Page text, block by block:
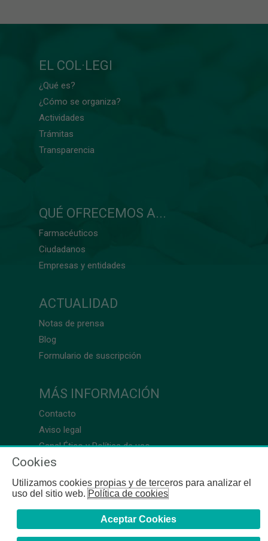
EL COL·LEGI
¿Qué es?
¿Cómo se organiza?
Actividades
Trámitas
Transparencia
QUÉ OFRECEMOS A...
Farmacéuticos
Ciudadanos
Empresas y entidades
ACTUALIDAD
Notas de prensa
Blog
Formulario de suscripción
MÁS INFORMACIÓN
Contacto
Aviso legal
Canal Ético y Política de uso
Cookies
Utilizamos cookies propias y de terceros para analizar el
uso del sitio web.Política de cookies
Aceptar Cookies